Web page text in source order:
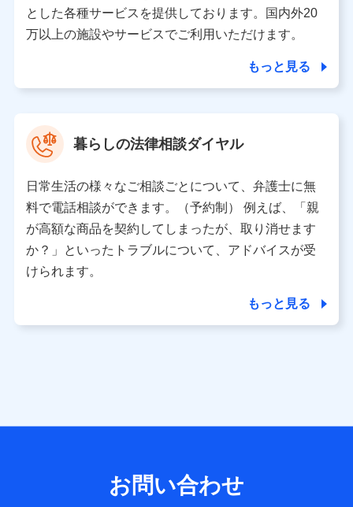
東京都千代田区永田町2丁目11番1号 山王パークタワー
株式会社NTTドコモ 代表取締役社長 前田 義晃
東京都中央区日本橋人形町2-14-10 アーバンネット日本橋
ビル 3F
※ 当社および株式会社NTTドコモは、お客さまの情報を利
データ憲章」に定める行動原則を順守します 。
※ パーソナルデータダッシュボードの「第三者提供の管
理」の設定状態にかかわらず、共同利用する場合がありま
※ dポイントクラブ会員ではないお客さま（2019年12月11
日以降、一度もdポイントクラブ会員であったことがないお
個人データは、こちら の利用目的の範囲内に限って共同利
用します。
サービス提供等を通じて取得した、以下の情報などの個人デ
とした各種サービスを提供しております。国内外20
万以上の施設やサービスでご利用いただけます。
もっと見る
暮らしの法律相談ダイヤル
日常生活の様々なご相談ごとについて、弁護士に無
料で電話相談ができます。（予約制） 例えば、「親
が高額な商品を契約してしまったが、取り消せます
か？」といったトラブルについて、アドバイスが受
けられます。
もっと見る
お問い合わせ